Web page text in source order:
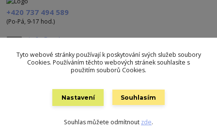
+420 737 494 589
(Po-Pá, 9-17 hod.)
info@polezu.cz
Tyto webové stránky používají k poskytování svých služeb soubory
Cookies. Používáním těchto webových stránek souhlasíte s
použitím souborů Cookies.
Nastavení Souhlasím
Souhlas můžete odmítnout zde.